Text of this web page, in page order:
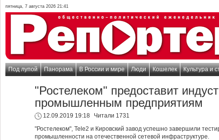
пятница, 7 августа 2026 21:41
Под лупой Панорама В России и мире Люди Кошелек Культура и
"Ростелеком" предоставит
промышленным предприятиям
12.09.2019 19:18
Читали 1731
"Ростелеком", Tele2 и Кировский завод успешно завершили
промышленности на отечественной сетевой инфраструктуре.